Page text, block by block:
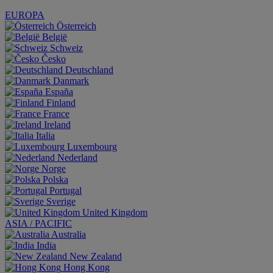
EUROPA
Österreich
België
Schweiz
Česko
Deutschland
Danmark
España
Finland
France
Ireland
Italia
Luxembourg
Nederland
Norge
Polska
Portugal
Sverige
United Kingdom
ASIA / PACIFIC
Australia
India
New Zealand
Hong Kong